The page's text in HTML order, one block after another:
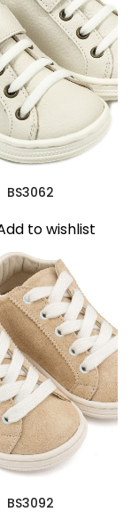
BS3062
to wishlist
BS3092